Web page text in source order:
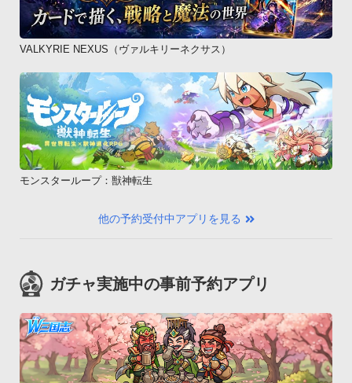
VALKYRIE NEXUS（ヴァルキリーネクサス）
モンスターループ：獣神転生
他の予約受付中アプリを見る
ガチャ実施中の事前予約アプリ